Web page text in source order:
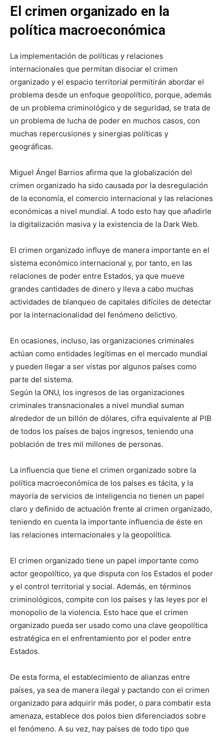
El crimen organizado en la
política macroeconómica
La implementación de políticas y relaciones
internacionales que permitan disociar el crimen
organizado y el espacio territorial permitirán abordar el
problema desde un enfoque geopolítico, porque, además
de un problema criminológico y de seguridad, se trata de
un problema de lucha de poder en muchos casos, con
muchas repercusiones y sinergias políticas y
geográficas.
Miguel Ángel Barrios afirma que la globalización del
crimen organizado ha sido causada por la desregulación
de la economía, el comercio internacional y las relaciones
económicas a nivel mundial. A todo esto hay que añadirle
la digitalización masiva y la existencia de la Dark Web.
El crimen organizado influye de manera importante en el
sistema económico internacional y, por tanto, en las
relaciones de poder entre Estados, ya que mueve
grandes cantidades de dinero y lleva a cabo muchas
actividades de blanqueo de capitales difíciles de detectar
por la internacionalidad del fenómeno delictivo.
En ocasiones, incluso, las organizaciones criminales
actúan como entidades legítimas en el mercado mundial
y pueden llegar a ser vistas por algunos países como
parte del sistema.
Según la ONU, los ingresos de las organizaciones
criminales transnacionales a nivel mundial suman
alrededor de un billón de dólares, cifra equivalente al PIB
de todos los países de bajos ingresos, teniendo una
población de tres mil millones de personas.
La influencia que tiene el crimen organizado sobre la
política macroeconómica de los países es tácita, y la
mayoría de servicios de inteligencia no tienen un papel
claro y definido de actuación frente al crimen organizado,
teniendo en cuenta la importante influencia de éste en
las relaciones internacionales y la geopolítica.
El crimen organizado tiene un papel importante como
actor geopolítico, ya que disputa con los Estados el poder
y el control territorial y social. Además, en términos
criminológicos, compite con los países y las leyes por el
monopolio de la violencia. Esto hace que el crimen
organizado pueda ser usado como una clave geopolítica
estratégica en el enfrentamiento por el poder entre
Estados.
De esta forma, el establecimiento de alianzas entre
países, ya sea de manera ilegal y pactando con el crimen
organizado para adquirir más poder, o para combatir esta
amenaza, establece dos polos bien diferenciados sobre
el fenómeno. A su vez, hay países de todo tipo que